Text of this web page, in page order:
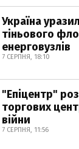
Україна
тіньового
енерговузлів
7 СЕРПНЯ, 18:10
"Епіцентр"
торгових
війни
7 СЕРПНЯ, 11:56